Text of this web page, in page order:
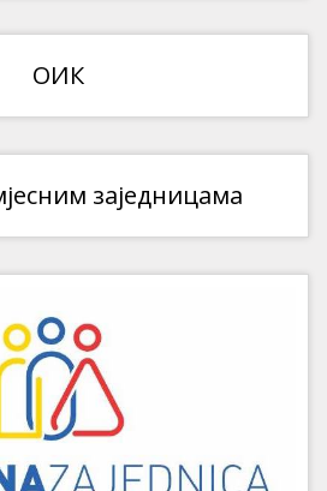
ОИК
заједницама